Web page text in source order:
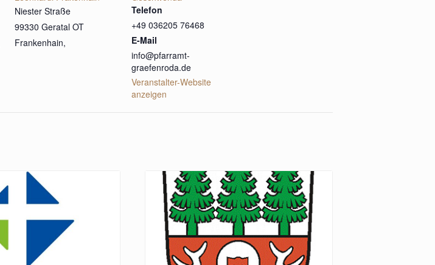
Niester Straße
99330 Geratal OT
Frankenhain,
Telefon
+49 036205 76468
E-Mail
info@pfarramt-
graefenroda.de
Veranstalter-Website
anzeigen